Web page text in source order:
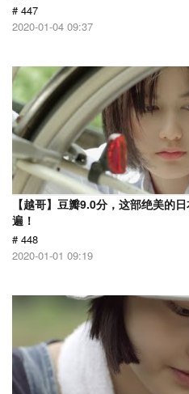
# 447
2020-01-04 09:37
【越哥】豆瓣9.0分，这部绝美的
遍！
# 448
2020-01-01 09:19